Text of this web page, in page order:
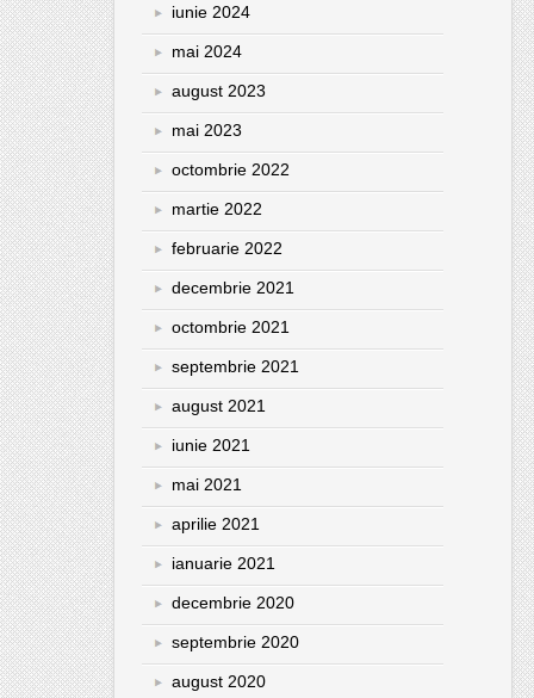
iunie 2024
mai 2024
august 2023
mai 2023
octombrie 2022
martie 2022
februarie 2022
decembrie 2021
octombrie 2021
septembrie 2021
august 2021
iunie 2021
mai 2021
aprilie 2021
ianuarie 2021
decembrie 2020
septembrie 2020
august 2020